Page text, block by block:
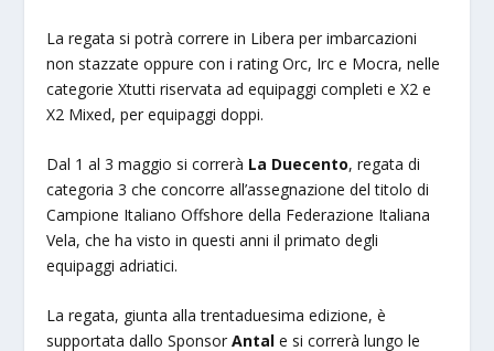
La regata si potrà correre in Libera per imbarcazioni
non stazzate oppure con i rating Orc, Irc e Mocra, nelle
categorie Xtutti riservata ad equipaggi completi e X2 e
X2 Mixed, per equipaggi doppi.
Dal 1 al 3 maggio si correrà La Duecento, regata di
categoria 3 che concorre all’assegnazione del titolo di
Campione Italiano Offshore della Federazione Italiana
Vela, che ha visto in questi anni il primato degli
equipaggi adriatici.
La regata, giunta alla trentaduesima edizione, è
supportata dallo SponsorAntal e si correrà lungo le